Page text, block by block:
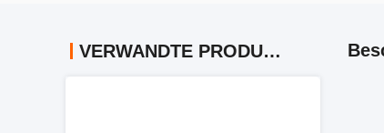
VERWANDTE PRODUKTE